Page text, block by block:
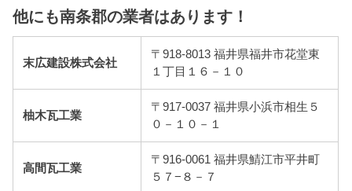
他にも南条郡の業者はあります！
末広建設株式会社
〒918-8013 福井県福井市花堂東
１丁目１６－１０
柚木瓦工業
〒917-0037 福井県小浜市相生５
０－１０－１
高間瓦工業
〒916-0061 福井県鯖江市平井町
５７−８－７